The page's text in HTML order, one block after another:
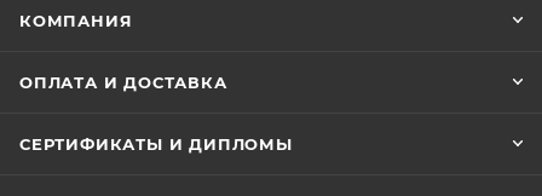
КОМПАНИЯ
ОПЛАТА И ДОСТАВКА
СЕРТИФИКАТЫ И ДИПЛОМЫ